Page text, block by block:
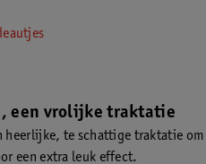
een vrolijke traktatie
heerlijke, te schattige traktatie
een extra leuk effect.